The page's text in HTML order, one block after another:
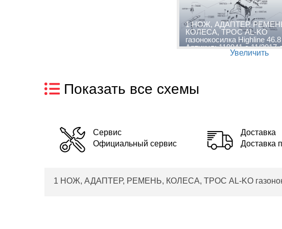
1 НОЖ, АДАПТЕР,
КОЛЕСА, ТРОС AL-KO
газонокосилка Highline
Артикул: 119841 с 11/2017
Увеличить
Показать все схемы
Сервис
Официальный сервис
Доставка
Доставка
1 НОЖ, АДАПТЕР, РЕМЕНЬ, КОЛЕСА, ТРОС AL-KO